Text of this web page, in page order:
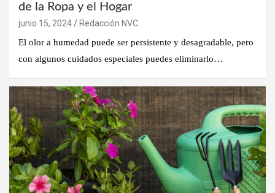
de la Ropa y el Hogar
junio 15, 2024
Redacción NVC
El olor a humedad puede ser persistente y desagradable, pero
con algunos cuidados especiales puedes eliminarlo…